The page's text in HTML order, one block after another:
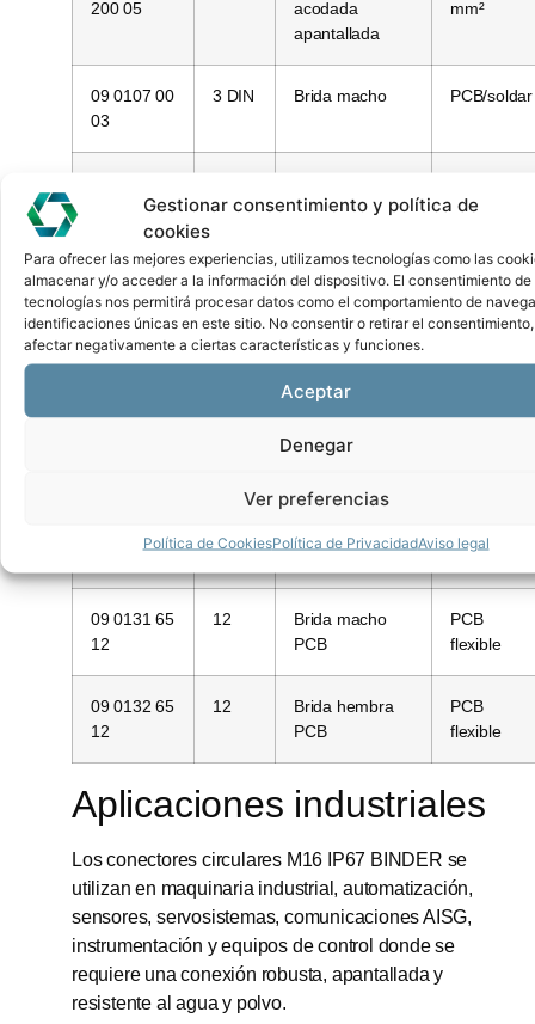
Gestionar consentimiento y política de
cookies
Para ofrecer las mejores experiencias, utilizamos tecnologías como las
almacenar y/o acceder a la información del dispositivo. El consentimiento de
tecnologías nos permitirá procesar datos como el comportamiento de
identificaciones únicas en este sitio. No consentir o retirar el
afectar negativamente a ciertas características y funciones.
Aceptar
Denegar
Ver preferencias
Política de CookiesPolítica de PrivacidadAviso legal
200 05
acodada
apantallada
mm²
09 0107 00
03
3 DIN Brida macho PCB/soldar
09 0111
700 04
4
Brida macho
crimpar
Crimpado
09 0112
Brida hembra
crimpar
Brida macho
frontal
09 0131 65
12
12
Brida macho
PCB
PCB
flexible
09 0132 65
12
12
Brida hembra
PCB
PCB
flexible
Aplicaciones industriales
Los conectores circulares M16 IP67 BINDER se
utilizan en maquinaria industrial, automatización,
sensores, servosistemas, comunicaciones AISG,
instrumentación y equipos de control donde se
requiere una conexión robusta, apantallada y
resistente al agua y polvo.